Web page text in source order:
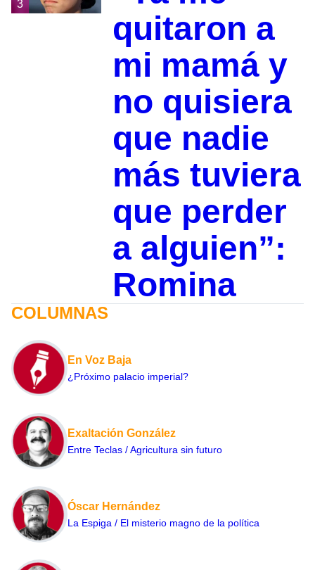
3
quitaron a
mi mamá y
no quisiera
que nadie
más tuviera
que perder
a alguien”:
Romina
COLUMNAS
En Voz Baja
¿Próximo palacio imperial?
Exaltación González
Entre Teclas / Agricultura sin futuro
Óscar Hernández
La Espiga / El misterio magno de la política